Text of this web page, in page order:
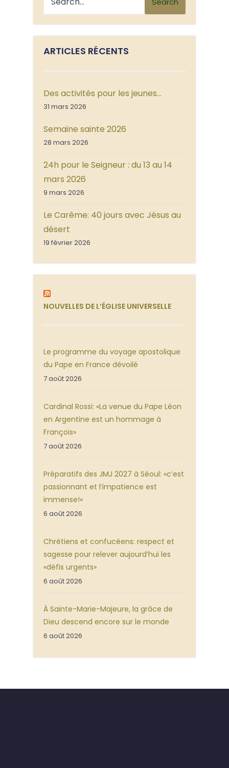
ARTICLES RÉCENTS
Des activités pour les jeunes…
31 mars 2026
Semaine sainte 2026
28 mars 2026
24h pour le Seigneur : du 13 au 14
mars 2026
9 mars 2026
Le Carême: 40 jours avec Jésus au
désert
19 février 2026
NOUVELLES DE L’ÉGLISE UNIVERSELLE
Le programme du voyage apostolique
du Pape en France dévoilé
7 août 2026
Cardinal Rossi: «La venue du Pape Léon
en Argentine est un hommage à
François»
7 août 2026
Préparatifs des JMJ 2027 à Séoul: «c’est
passionnant et l’impatience est
immense!»
6 août 2026
Chrétiens et confucéens: respect et
sagesse pour relever aujourd’hui les
«défis urgents»
6 août 2026
À Sainte-Marie-Majeure, la grâce de
Dieu descend encore sur le monde
6 août 2026